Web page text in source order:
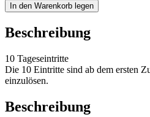
In den Warenkorb legen
Beschreibung
10 Tageseintritte
Die 10 Eintritte sind ab dem ersten
einzulösen.
Beschreibung